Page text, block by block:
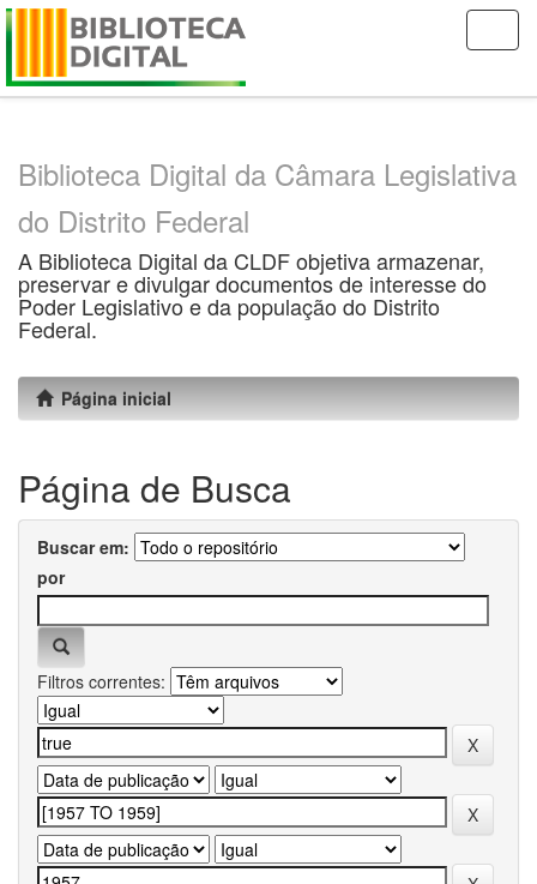
Skip
Biblioteca Digital da Câmara Legislativa
do Distrito Federal
A Biblioteca Digital da CLDF objetiva armazenar,
preservar e divulgar documentos de interesse do
Poder Legislativo e da população do Distrito
Federal.
Página inicial
Página de Busca
Buscar em:
por
Filtros correntes: